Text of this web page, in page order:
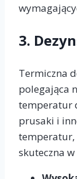
3.
Termiczna
polegająca
temperatur
prusaki i
temperatur,
skuteczna